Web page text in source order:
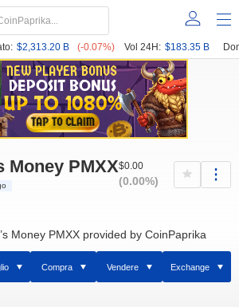
$2,313.20 B (-0.07%) Vol 24H: $183.35 B
Money PMXX$0.00
(0.00%)
Money PMXX provided by CoinPaprika
Compra Vendere Exchange